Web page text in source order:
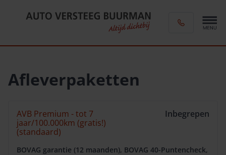
Afleverpaketten
AVB Premium - tot 7
jaar/100.000km (gratis!)
(standaard)
Inbegrepen
BOVAG garantie (12 maanden), BOVAG 40-Puntencheck,